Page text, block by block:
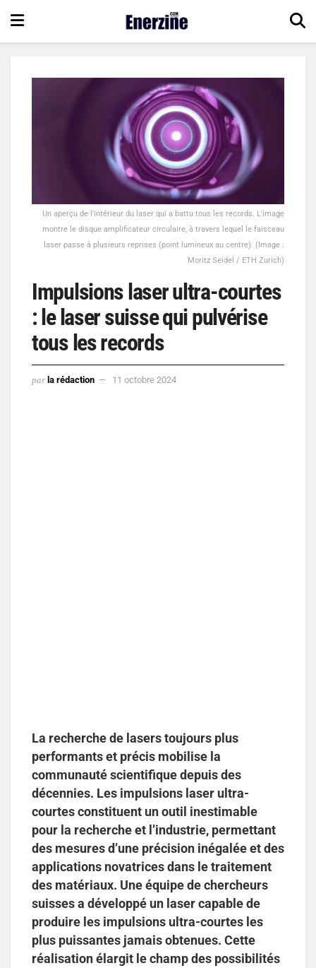
Un aperçu de l'intérieur du laser qui a battu tous les records. L'image
montre le disque amplificateur circulaire, à travers lequel le faisceau
laser passe à plusieurs reprises (point lumineux au centre). (Image :
Moritz Seidel / ETH Zurich)
Impulsions laser ultra-courtes
: le laser suisse qui pulvérise
tous les records
par la rédaction 11 octobre 2024
La recherche de lasers toujours plus
performants et précis mobilise la
communauté scientifique depuis des
décennies. Les impulsions laser ultra-
courtes constituent un outil inestimable
pour la recherche et l’industrie, permettant
des mesures d’une précision inégalée et des
applications novatrices dans le traitement
des matériaux. Une équipe de chercheurs
suisses a développé un laser capable de
produire les impulsions ultra-courtes les
plus puissantes jamais obtenues. Cette
réalisation élargit le champ des possibilités